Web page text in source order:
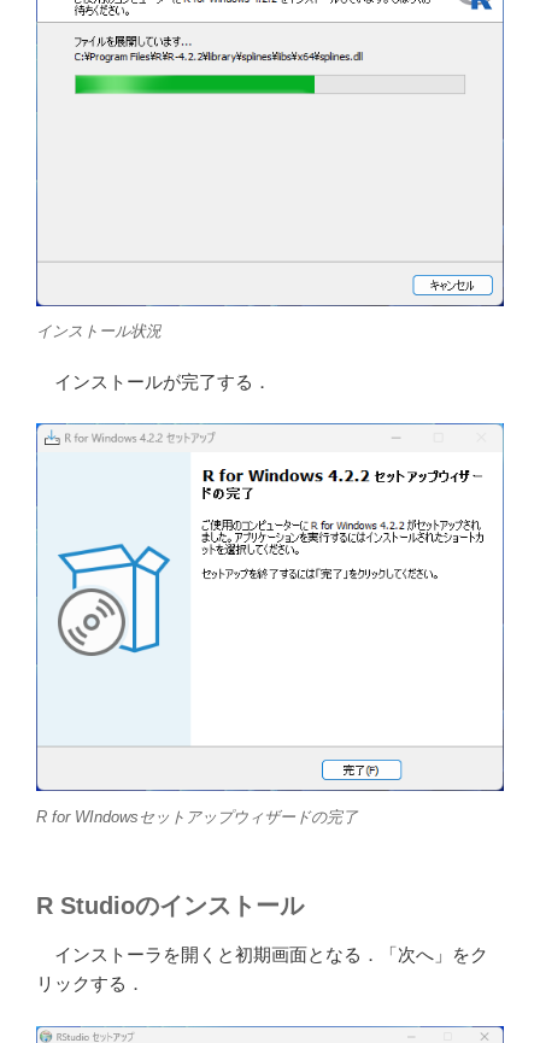
インストール状況
インストールが完了する．
R for WIndowsセットアップウィザードの完了
R Studioのインストール
インストーラを開くと初期画面となる．「次へ」をク
リックする．